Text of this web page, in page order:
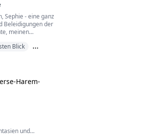
Sephie - eine ganz
Beleidigungen der
meinen
Blick
Harem-
und